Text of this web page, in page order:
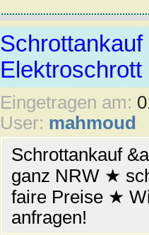
Schrottankauf
Elektroschrott
Eingetragen am:
User: mahmoud
Schrottankauf
ganz NRW ★
faire Preise ★
anfragen!